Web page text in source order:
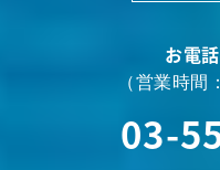
お電
（営業時間
03-